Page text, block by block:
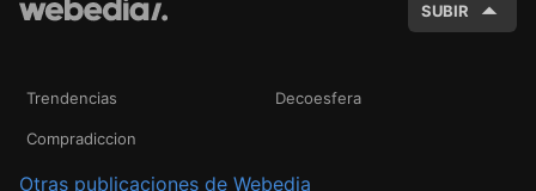
SUBIR
Trendencias Decoesfera
Compradiccion
Otras publicaciones de Webedia